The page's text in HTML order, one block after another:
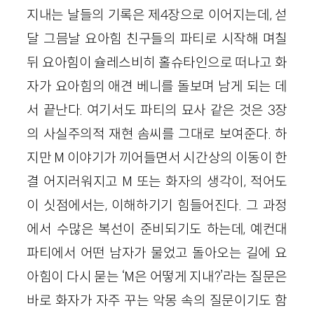
지내는 날들의 기록은 제4장으로 이어지는데, 섣
달 그믐날 요아힘 친구들의 파티로 시작해 며칠
뒤 요아힘이 슐레스비히 홀슈타인으로 떠나고 화
자가 요아힘의 애견 베니를 돌보며 남게 되는 데
서 끝난다. 여기서도 파티의 묘사 같은 것은 3장
의 사실주의적 재현 솜씨를 그대로 보여준다. 하
지만 M 이야기가 끼어들면서 시간상의 이동이 한
결 어지러워지고 M 또는 화자의 생각이, 적어도
이 싯점에서는, 이해하기기 힘들어진다. 그 과정
에서 수많은 복선이 준비되기도 하는데, 예컨대
파티에서 어떤 남자가 물었고 돌아오는 길에 요
아힘이 다시 묻는 ‘M은 어떻게 지내?’라는 질문은
바로 화자가 자주 꾸는 악몽 속의 질문이기도 함